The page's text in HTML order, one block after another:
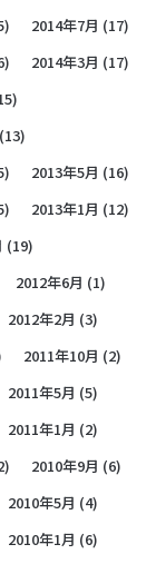
2014年7月 (17)
2014年3月 (17)
(13)
2013年5月 (16)
2013年1月 (12)
(19)
2012年6月 (1)
2012年2月 (3)
2011年10月 (2)
2011年5月 (5)
2011年1月 (2)
2010年9月 (6)
2010年5月 (4)
2010年1月 (6)